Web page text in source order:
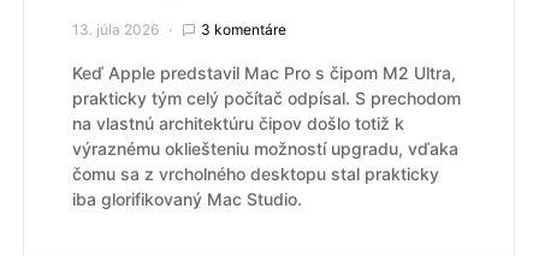
13. júla 2026 3 komentáre
Keď Apple predstavil Mac Pro s čipom M2 Ultra,
prakticky tým celý počítač odpísal. S prechodom
na vlastnú architektúru čipov došlo totiž k
výraznému okliešteniu možností upgradu, vďaka
čomu sa z vrcholného desktopu stal prakticky
iba glorifikovaný Mac Studio.